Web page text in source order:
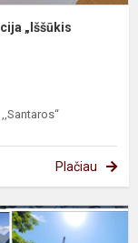
„Iššūkis
Plačiau